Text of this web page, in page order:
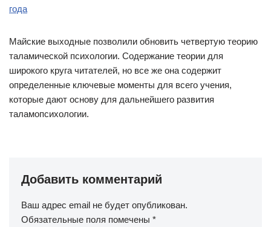
года
Майские выходные позволили обновить четвертую теорию
таламической психологии. Содержание теории для
широкого круга читателей, но все же она содержит
определенные ключевые моменты для всего учения,
которые дают основу для дальнейшего развития
таламопсихологии.
Добавить комментарий
Ваш адрес email не будет опубликован.
Обязательные поля помечены *